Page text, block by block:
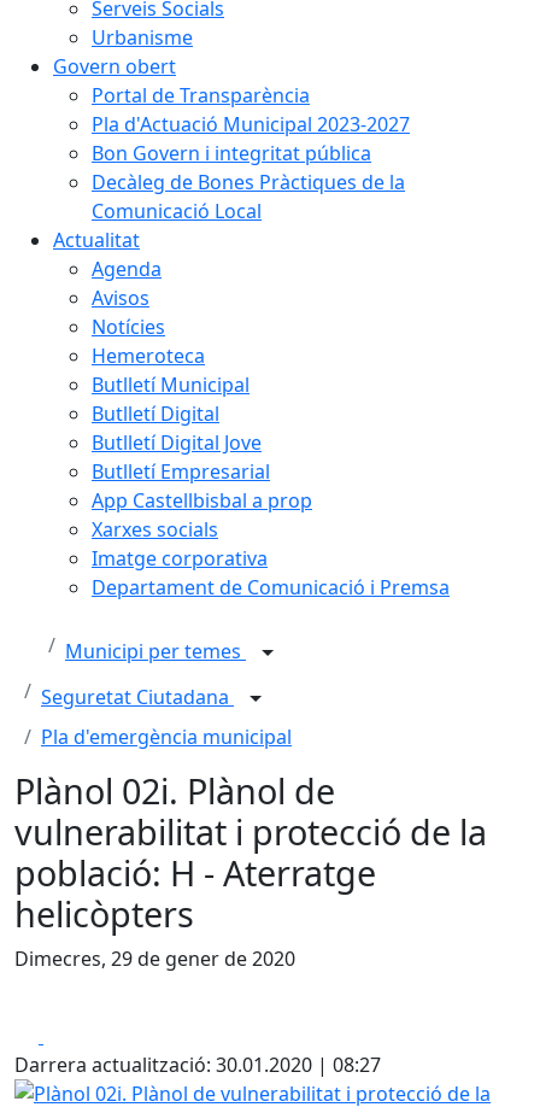
Serveis Socials
Urbanisme
Govern obert
Portal de Transparència
Pla d'Actuació Municipal 2023-2027
Bon Govern i integritat pública
Decàleg de Bones Pràctiques de la
Comunicació Local
Actualitat
Agenda
Avisos
Notícies
Hemeroteca
Butlletí Municipal
Butlletí Digital
Butlletí Digital Jove
Butlletí Empresarial
App Castellbisbal a prop
Xarxes socials
Imatge corporativa
Departament de Comunicació i Premsa
Municipi per temes
Seguretat Ciutadana
Pla d'emergència municipal
Plànol 02i. Plànol de
vulnerabilitat i protecció de la
població: H - Aterratge
helicòpters
Dimecres, 29 de gener de 2020
Darrera actualització: 30.01.2020 | 08:27
Plànol 02i. Plànol de vulnerabilitat i protecció de la